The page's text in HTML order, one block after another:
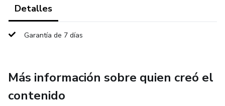
🌙 Absorber la energía de la Luna de Sangre y fortalecer tu
aura
solo pueden realizarse bajo la Luna Roja…
⚠️ Pero cuidado: su poder no es un juego. Si los usas con
Detalles
Garantía de 7 días
Más información sobre quien creó el
contenido